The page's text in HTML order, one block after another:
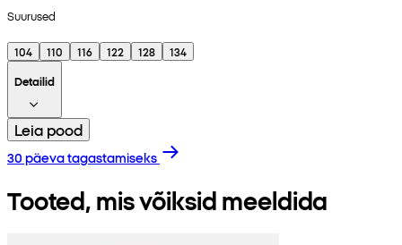
Suurused
104 110 116 122 128
134
Detailid
Leia pood
30 päeva tagastamiseks
Tooted, mis võiksid meeldida